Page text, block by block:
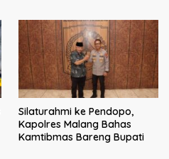
Silaturahmi ke Pendopo,
Kapolres Malang Bahas
Kamtibmas Bareng Bupati